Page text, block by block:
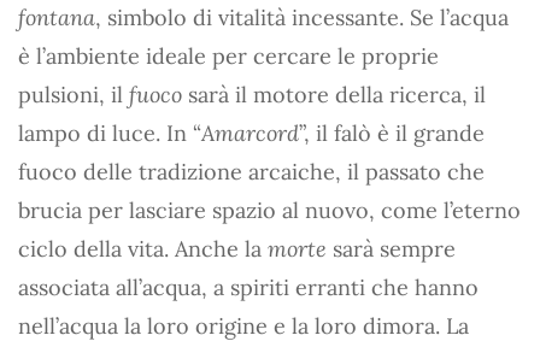
fontana, simbolo di vitalità incessante. Se l’acqua
è l’ambiente ideale per cercare le proprie
pulsioni, il fuoco sarà il motore della ricerca, il
lampo di luce. In “Amarcord”, il falò è il grande
fuoco delle tradizione arcaiche, il passato che
brucia per lasciare spazio al nuovo, come l’eterno
ciclo della vita. Anche la morte sarà sempre
associata all’acqua, a spiriti erranti che hanno
nell’acqua la loro origine e la loro dimora. La